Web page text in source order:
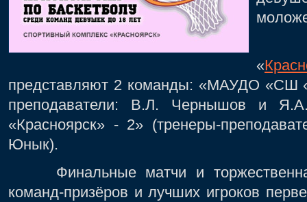
«
представляют 2 команды: «МАУДО «СШ
преподаватели: В.Л. Чернышов и
«Красноярск» - 2» (тренеры-
Юнык).
Финальные матчи и
команд-призёров и лучших игроков